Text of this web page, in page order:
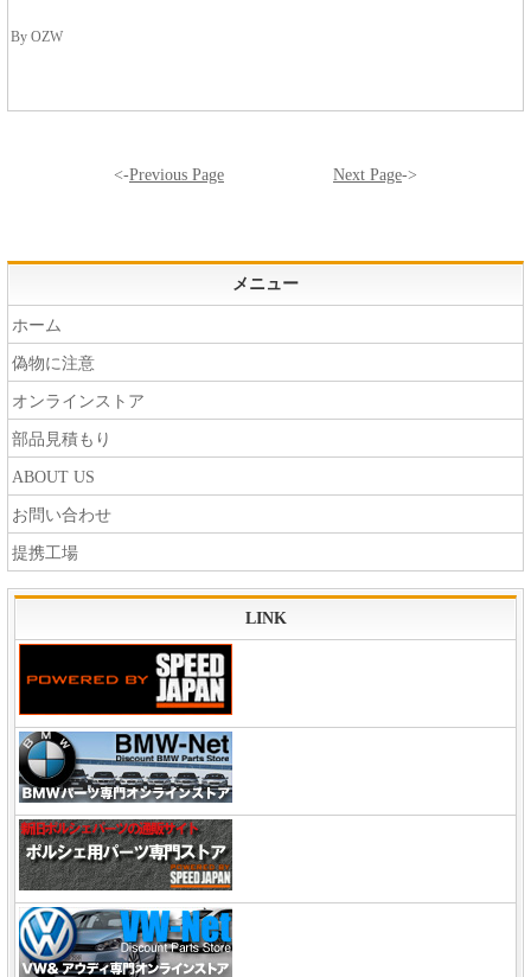
By OZW
<-Previous Page Next Page->
メニュー
ホーム
偽物に注意
オンラインストア
部品見積もり
ABOUT US
お問い合わせ
提携工場
LINK